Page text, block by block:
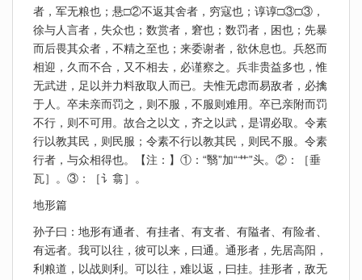
者，军无粮也；悬□②不返其舍者，穷寇也；谆谆□③□③，
徐与人言者，失众也；数赏者，窘也；数罚者，困也；先暴
而后畏其众者，不精之至也；来委谢者，欲休息也。兵怒而
相迎，久而不合，又不相去，必谨察之。兵非贵益多也，惟
无武进，足以并力料敌取人而已。夫惟无虑而易敌者，必擒
于人。卒未亲而罚之，则不服，不服则难用。卒已亲附而罚
不行，则不可用。故合之以文，齐之以武，是谓必取。令素
行以教其民，则民服；令素不行以教其民，则民不服。令素
行者，与众相得也。【注：】①：“翳”加“艹”头。②：［垂
瓦］。③：［讠翕］。
地形篇
孙子曰：地形有通者、有挂者、有支者、有隘者、有险者、
有远者。我可以往，彼可以来，曰通。通形者，先居高阳，
利粮道，以战则利。可以往，难以返，曰挂。挂形者，敌无